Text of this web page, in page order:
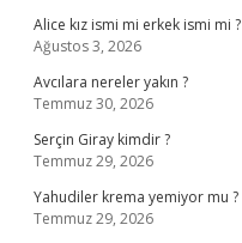
Alice kız ismi mi erkek ismi mi ?
Ağustos 3, 2026
Avcılara nereler yakın ?
Temmuz 30, 2026
Serçin Giray kimdir ?
Temmuz 29, 2026
Yahudiler krema yemiyor mu ?
Temmuz 29, 2026